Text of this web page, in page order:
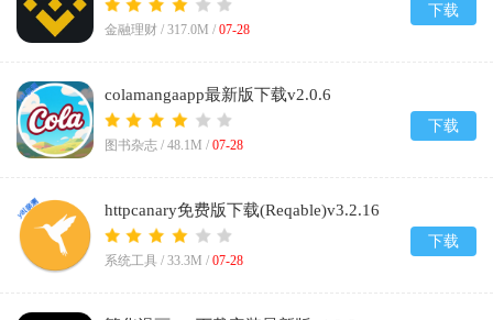
金融理财 / 317.0M / 07-28
下载
colamangaapp最新版下载v2.0.6
图书杂志 / 48.1M / 07-28
下载
httpcanary免费版下载(Reqable)v3.2.16
系统工具 / 33.3M / 07-28
下载